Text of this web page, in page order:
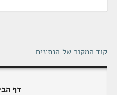
קוד המקור של הנתונים
דף